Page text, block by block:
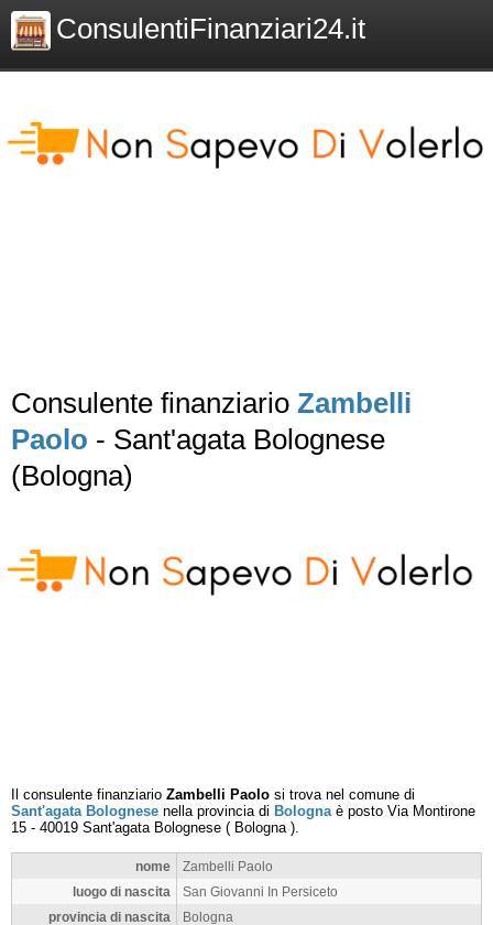
ConsulentiFinanziari24.it
Consulente finanziario Zambelli
Paolo - Sant'agata Bolognese
(Bologna)
Il consulente finanziario Zambelli Paolo si trova nel comune di
Sant'agata Bolognese nella provincia di Bolognaè posto Via Montirone
15 - 40019 Sant'agata Bolognese ( Bologna).
nome
Zambelli Paolo
luogo di nascita
San Giovanni In Persiceto
provincia di nascita
Bologna